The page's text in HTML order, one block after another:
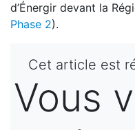
d’Énergir devant la
Phase 2).
Cet article est
Vous